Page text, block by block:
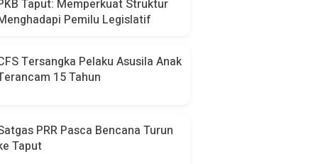
Taput: Memperkuat Struktur
Pemilu Legislatif
Tersangka Pelaku Asusila Anak
15 Tahun
PRR Pasca Bencana Turun
Taput